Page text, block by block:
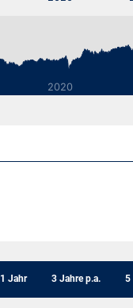
1 Jahr 3 Jahre p.a. 5